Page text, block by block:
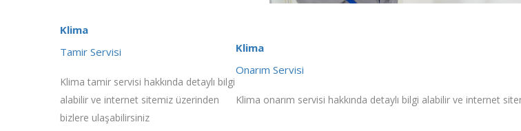
Klima
Tamir Servisi
Klima tamir servisi hakkında detaylı bilgi
alabilir ve internet sitemiz üzerinden
bizlere ulaşabilirsiniz
Klima
Onarım Servisi
Klima onarım servisi hakkında detaylı bilgi alabilir ve internet